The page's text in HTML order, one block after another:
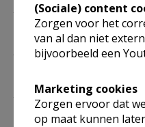
04/02
8.30
10.30
8.30
(Sociale) content
Zorgen voor het
van al dan niet
bijvoorbeeld een
Marketing cookies
Zorgen ervoor dat
op maat kunnen